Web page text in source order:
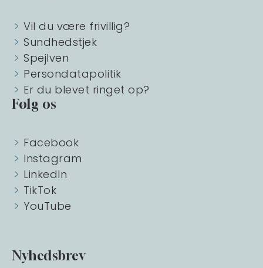
Vil du være frivillig?
Sundhedstjek
Spejlven
Persondatapolitik
Er du blevet ringet op?
Følg os
Facebook
Instagram
LinkedIn
TikTok
YouTube
Nyhedsbrev